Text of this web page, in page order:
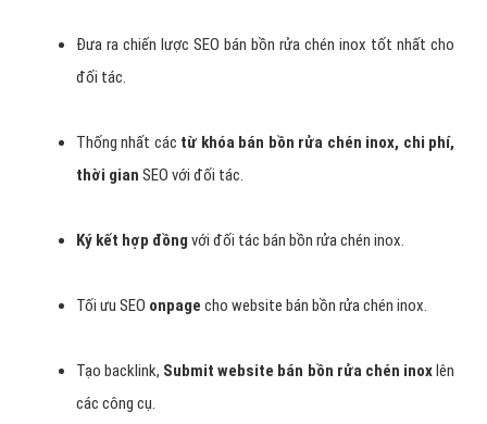
Đưa ra chiến lược SEO bán bồn rửa chén inox tốt nhất cho
đối tác.
Thống nhất các từ khóa bán bồn rửa chén inox, chi phí,
thời gian SEO với đối tác.
Ký kết hợp đồng với đối tác bán bồn rửa chén inox.
Tối ưu SEO onpage cho website bán bồn rửa chén inox.
Tạo backlink, Submit website bán bồn rửa chén inoxlên
các công cụ.